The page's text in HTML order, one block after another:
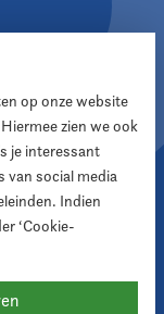
op onze website
zien we ook
je interessant
van social media
Indien
‘Cookie-